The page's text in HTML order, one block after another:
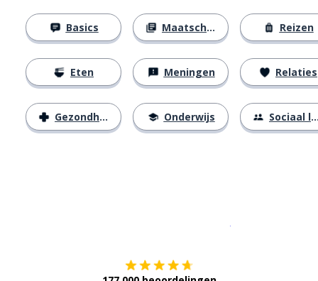
Basics
Eten
Gezondheid
Maatschappij
Meningen
Onderwijs
Reizen
Relaties
Sociaal leven